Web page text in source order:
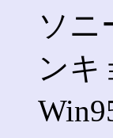
ソニ
ンキ